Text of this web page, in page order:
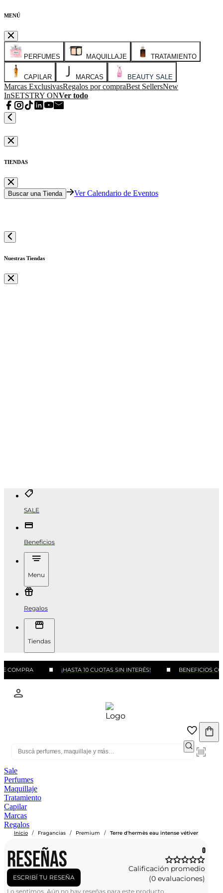
MENÚ
PERFUMES MAQUILLAJE TRATAMIENTO
CAPILAR MARCAS BEAUTY SALE
Marcas ExclusivasRegalos por compraBest SellersNew
InSETSTRY ONVer todo
TIENDAS
Buscar una Tienda Ver Calendario de Eventos
Nuestras Tiendas
SALE
Beneficios
Menu
Regalos
Tiendas
COMPRA ¡HASTA 10 CUOTAS SIN INTERÉS! BENEFICIOS
Sale
Perfumes
Maquillaje
Tratamiento
Capilar
Marcas
Regalos
Inicio / Fragancias / Premium / Terre d'hermès eau intense vétiver
RESEÑAS
ESCRIBÍ TU RESEÑA
0
Calificación promedio
(0 evaluaciones)
Lo sentimos. Aún no hay reseñas para este producto.